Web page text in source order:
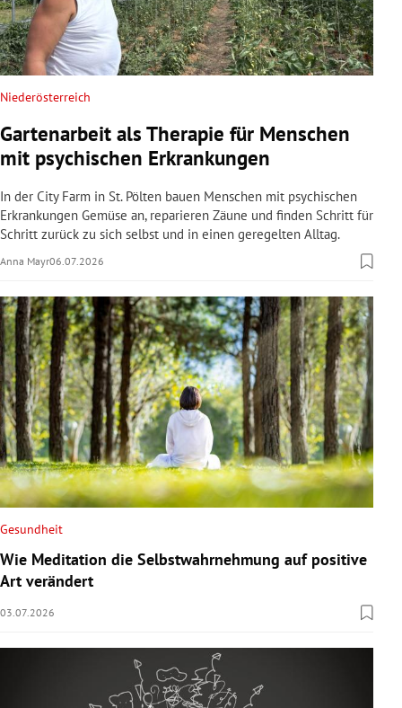
Niederösterreich
Gartenarbeit als Therapie für Menschen
mit psychischen Erkrankungen
In der City Farm in St. Pölten bauen Menschen mit psychischen
Erkrankungen Gemüse an, reparieren Zäune und finden Schritt für
Schritt zurück zu sich selbst und in einen geregelten Alltag.
Anna Mayr06.07.2026
Gesundheit
Wie Meditation die Selbstwahrnehmung auf positive
Art verändert
03.07.2026